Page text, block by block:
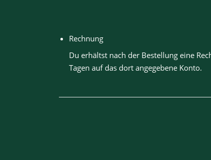
Rechnung
Du erhältst nach der Bestellung eine
Tagen auf das dort angegebene Konto.